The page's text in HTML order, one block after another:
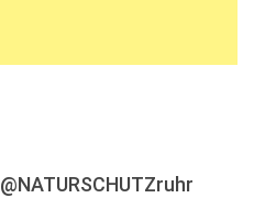
@NATURSCHUTZruhr